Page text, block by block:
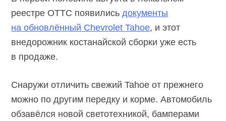
реестре ОТТС появилисьдокументы
на обновлённый Chevrolet Tahoe, и этот
внедорожник костанайской сборки уже есть
в продаже.
Снаружи отличить свежий Tahoe от прежнего
можно по другим передку и корме. Автомобиль
обзавёлся новой светотехникой, бамперами